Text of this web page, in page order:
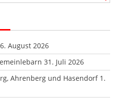
6. August 2026
31. Juli 2026
Ahrenberg und Hasendorf 1.